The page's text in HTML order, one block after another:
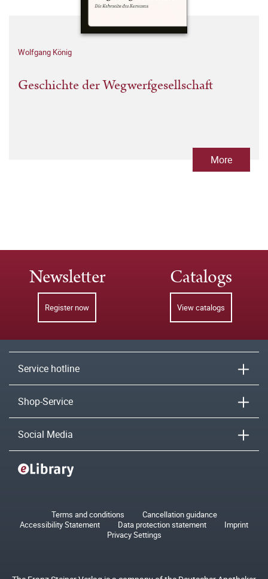
Wolfgang König
Geschichte der Wegwerfgesellschaft
More
Newsletter
Register now
Catalogs
View catalogs
Service hotline
Shop-Service
Social Media
Terms and conditions
Cancellation guidance
Accessibility Statement
Data protection statement
Imprint
Privacy Settings